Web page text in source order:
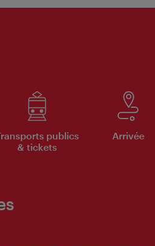
publics
& tickets
Arrivée